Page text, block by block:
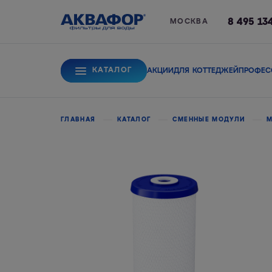
МОСКВА 8 495
КАТАЛОГ АКЦИИДЛЯ КОТТЕДЖЕЙ
Для питьевой воды
Системы обратного
ГЛАВНАЯ КАТАЛОГ СМЕННЫЕ МОДУЛИ